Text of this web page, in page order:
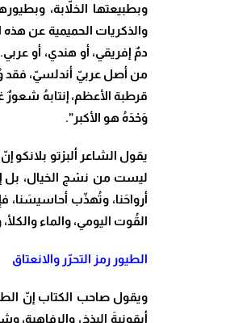
وبطبيعتها الخلاّبة،
والذكريات الحميمية عن
دمٌ إفريقي، أو هندي، أو
من أصل عربيّ أندلسيّ، فقد
قرطبة الأعظم، إنتابهُ
وَحْدَهُ هو الأكبر”.
يقول الشاعر ألبرْتو بلانكو
ليست من نسْج الخيال، بل
أرواحَنا، وتُهذّب أحاسيسَنا،
القُوت اليومي، والماء
الطيور رمز التحرّر والانعتاق
ويقول صاحب الكتاب إنّ
أيقونيةَ البذخ، والرفاهية،